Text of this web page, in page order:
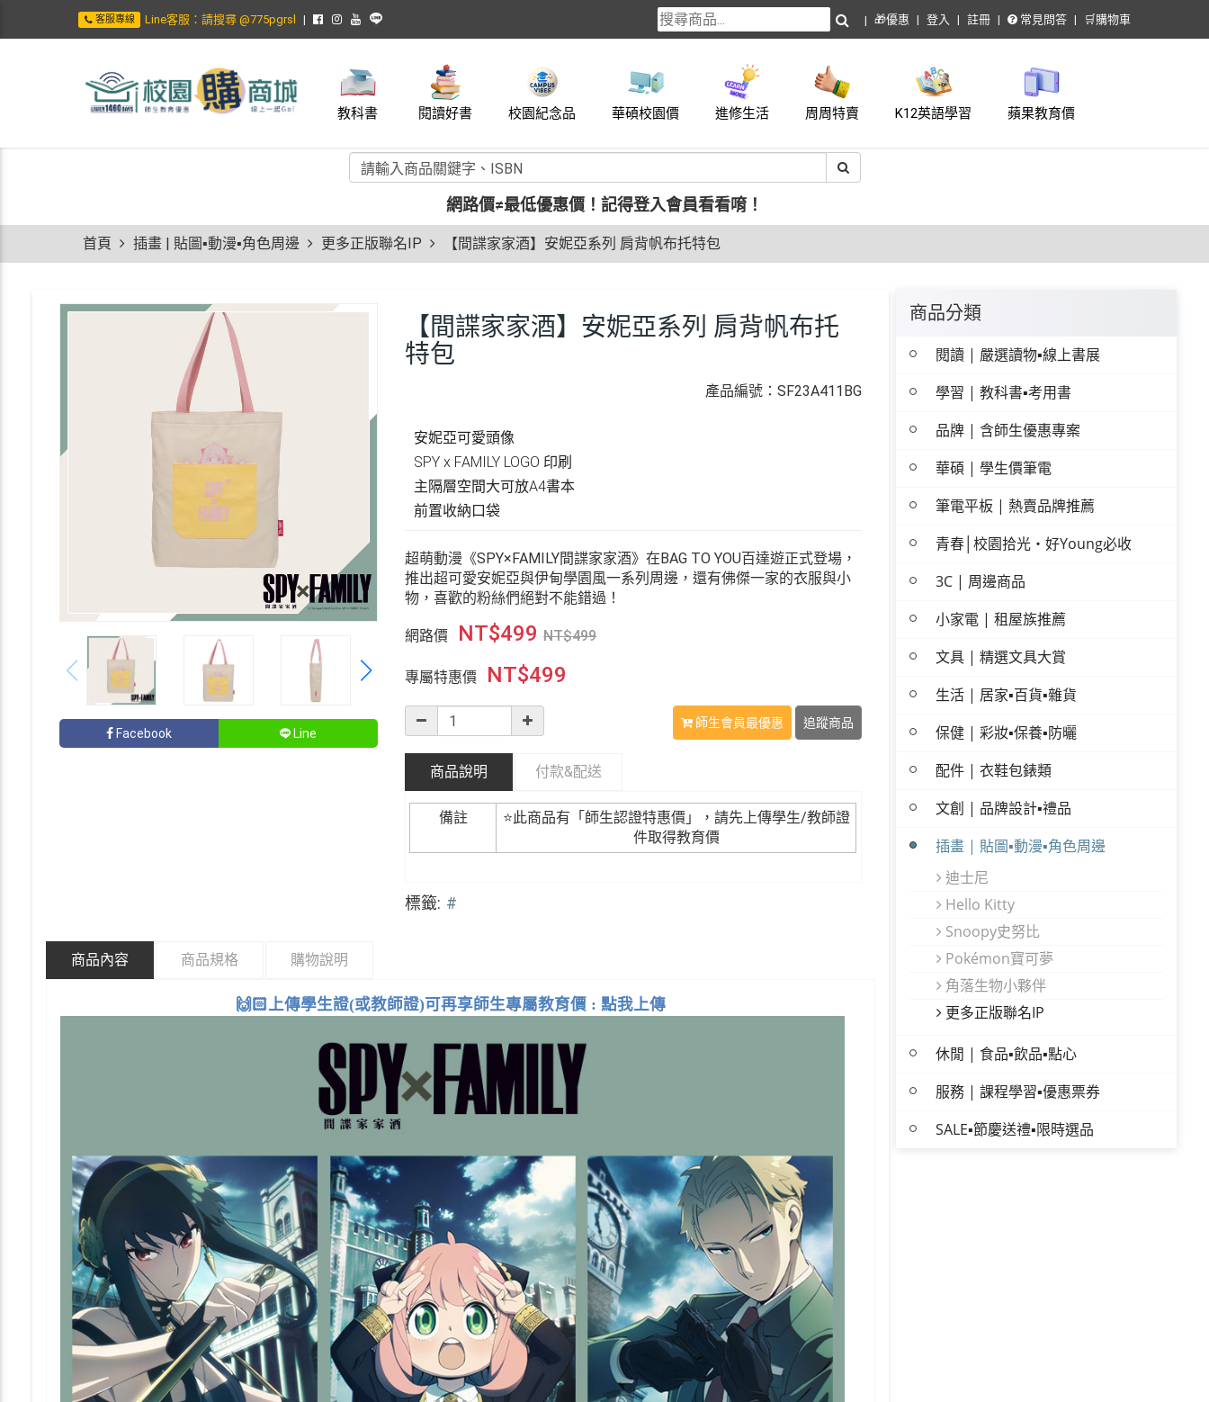
客服專線 Line客服：請搜尋 @775pgrsl 🎁優惠 登入 註冊 常見問答 🛒購物車
教科書 閱讀好書 校園紀念品 華碩校園價 進修生活 周周特賣 K12英語學習 蘋果教育價
網路價≠最低優惠價！ 記得登入會員看看唷！
首頁 插畫 | 貼圖▪動漫▪角色周邊 更多正版聯名IP 【間諜家家酒】安妮亞系列 肩背帆布托特包
商品分類
閱讀 | 嚴選讀物▪線上書展
學習 | 教科書▪考用書
品牌 | 含師生優惠專案
華碩 | 學生價筆電
筆電平板 | 熱賣品牌推薦
青春│校園拾光・好Young必收
3C | 周邊商品
小家電 | 租屋族推薦
文具 | 精選文具大賞
生活 | 居家▪百貨▪雜貨
保健 | 彩妝▪保養▪防曬
配件 | 衣鞋包錶類
文創 | 品牌設計▪禮品
插畫 | 貼圖▪動漫▪角色周邊
迪士尼
Hello Kitty
Snoopy史努比
Pokémon寶可夢
角落生物小夥伴
更多正版聯名IP
休閒 | 食品▪飲品▪點心
服務 | 課程學習▪優惠票券
SALE▪節慶送禮▪限時選品
Facebook Line
【間諜家家酒】安妮亞系列 肩背帆布托
特包
產品編號：SF23A411BG
安妮亞可愛頭像
SPY x FAMILY LOGO 印刷
主隔層空間大可放A4書本
前置收納口袋
超萌動漫《SPY×FAMILY間諜家家酒》在BAG TO YOU百達遊正式登場，
推出超可愛安妮亞與伊甸學園風一系列周邊，還有佛傑一家的衣服與小
物，喜歡的粉絲們絕對不能錯過！
網路價 NT$499 NT$499
專屬特惠價 NT$499
師生會員最優惠 追蹤商品
商品說明 付款&配送
備註
⭐此商品有「師生認證特惠價」，請先上傳學生/教師證
件取得教育價
標籤: #
商品內容 商品規格 購物說明
🙌🏻上傳學生證(或教師證)可再享師生專屬教育價 : 點我上傳